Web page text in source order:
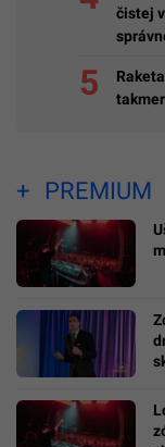
čistej
PREMIUM